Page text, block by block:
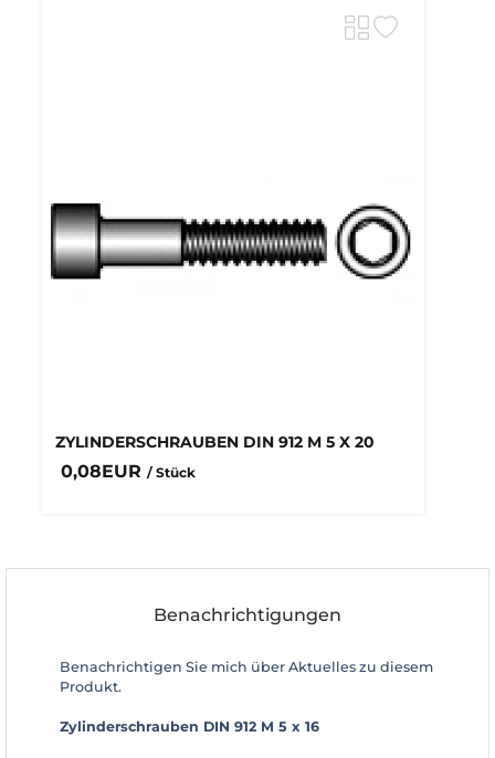
ZYLINDERSCHRAUBEN DIN 912 M 5 X 20
0,08EUR / Stück
Benachrichtigungen
Benachrichtigen Sie mich über Aktuelles zu diesem
Produkt.
Zylinderschrauben DIN 912 M 5 x 16